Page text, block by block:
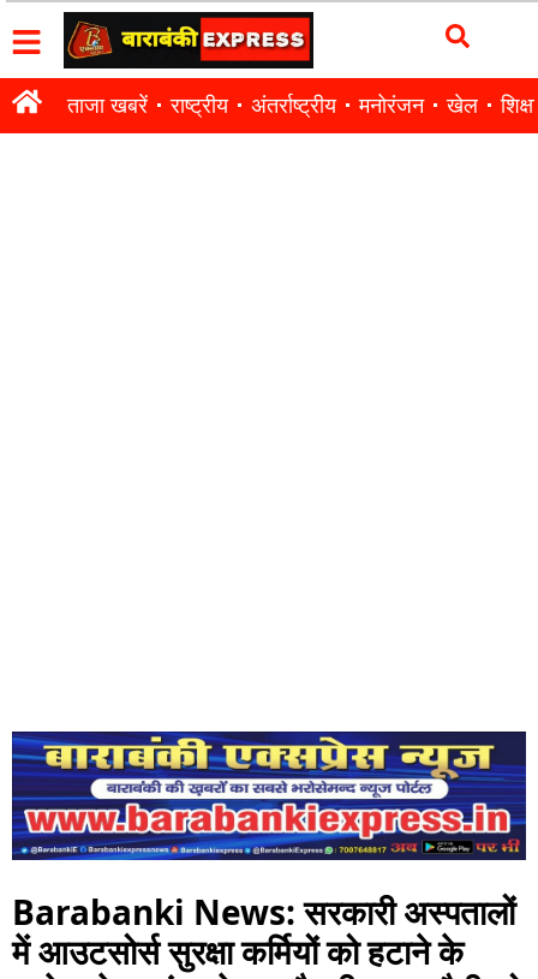
ताजा खबरें राष्ट्रीय अंतर्राष्ट्रीय मनोरंजन खेल शिक्षा
Barabanki News: सरकारी अस्पतालों
में आउटसोर्स सुरक्षा कर्मियों को हटाने के